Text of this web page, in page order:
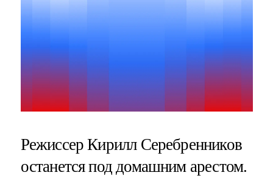
Режиссер Кирилл Серебренников
останется под домашним арестом.